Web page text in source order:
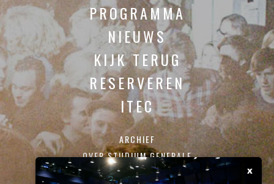
PROGRAMMA
NIEUWS
KIJK TERUG
RESERVEREN
ITEC
ARCHIEF
OVER STUDIUM GENERALE
CONTACT
x